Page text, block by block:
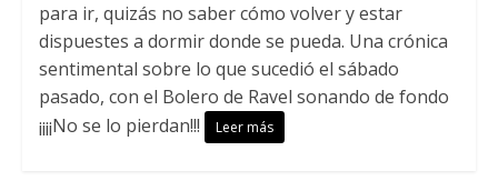
para ir, quizás no saber cómo volver y estar
dispuestes a dormir donde se pueda. Una crónica
sentimental sobre lo que sucedió el sábado
pasado, con el Bolero de Ravel sonando de fondo
¡¡¡¡No se lo pierdan!!!
Leer más